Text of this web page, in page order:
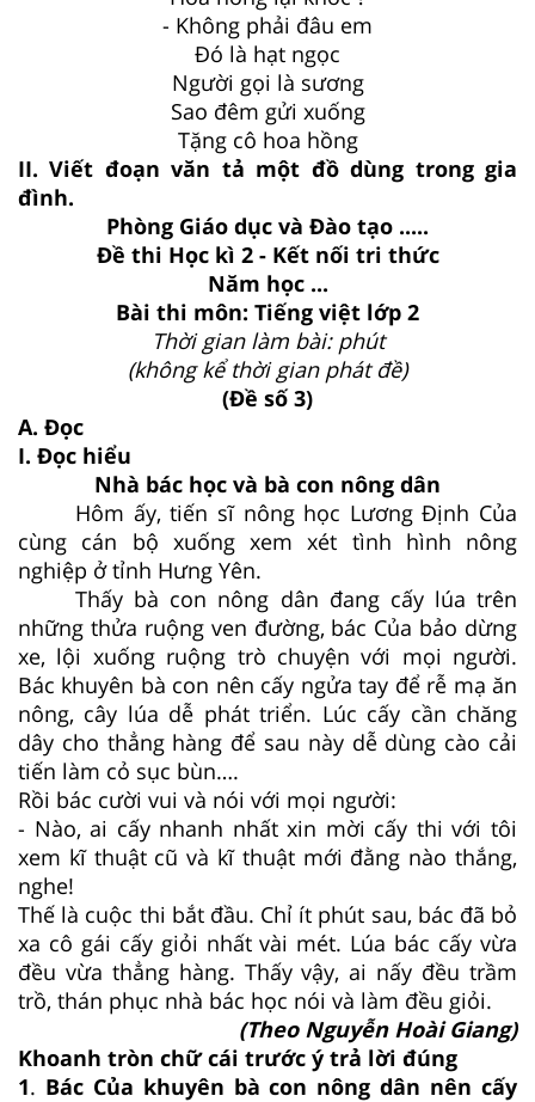
- Không phải đâu em
Đó là hạt ngọc
Người gọi là sương
Sao đêm gửi xuống
Tặng cô hoa hồng
II. Viết đoạn văn tả một đồ dùng trong gia
đình.
Phòng Giáo dục và Đào tạo .....
Đề thi Học kì 2 - Kết nối tri thức
Năm học ...
Bài thi môn: Tiếng việt lớp 2
Thời gian làm bài: phút
(không kể thời gian phát đề)
(Đề số 3)
A. Đọc
I. Đọc hiểu
Nhà bác học và bà con nông dân
Hôm ấy, tiến sĩ nông học Lương Định Của
cùng cán bộ xuống xem xét tình hình nông
nghiệp ở tỉnh Hưng Yên.
Thấy bà con nông dân đang cấy lúa trên
những thửa ruộng ven đường, bác Của bảo dừng
xe, lội xuống ruộng trò chuyện với mọi người.
Bác khuyên bà con nên cấy ngửa tay để rễ mạ ăn
nông, cây lúa dễ phát triển. Lúc cấy cần chăng
dây cho thẳng hàng để sau này dễ dùng cào cải
tiến làm cỏ sục bùn….
Rồi bác cười vui và nói với mọi người:
- Nào, ai cấy nhanh nhất xin mời cấy thi với tôi
xem kĩ thuật cũ và kĩ thuật mới đằng nào thắng,
nghe!
Thế là cuộc thi bắt đầu. Chỉ ít phút sau, bác đã bỏ
xa cô gái cấy giỏi nhất vài mét. Lúa bác cấy vừa
đều vừa thẳng hàng. Thấy vậy, ai nấy đều trầm
trồ, thán phục nhà bác học nói và làm đều giỏi.
(Theo Nguyễn Hoài Giang)
Khoanh tròn chữ cái trước ý trả lời đúng
1. Bác Của khuyên bà con nông dân nên cấy